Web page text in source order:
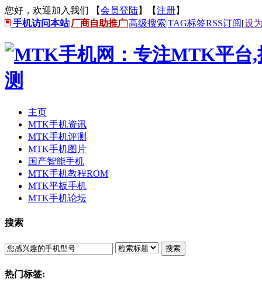
您好，欢迎加入我们 【会员登陆】【注册】
手机访问本站|厂商自助推广|高级搜索|TAG标签RSS订阅[设
主页
MTK手机资讯
MTK手机评测
MTK手机图片
国产智能手机
MTK手机教程ROM
MTK平板手机
MTK手机论坛
搜索
搜索
热门标签: